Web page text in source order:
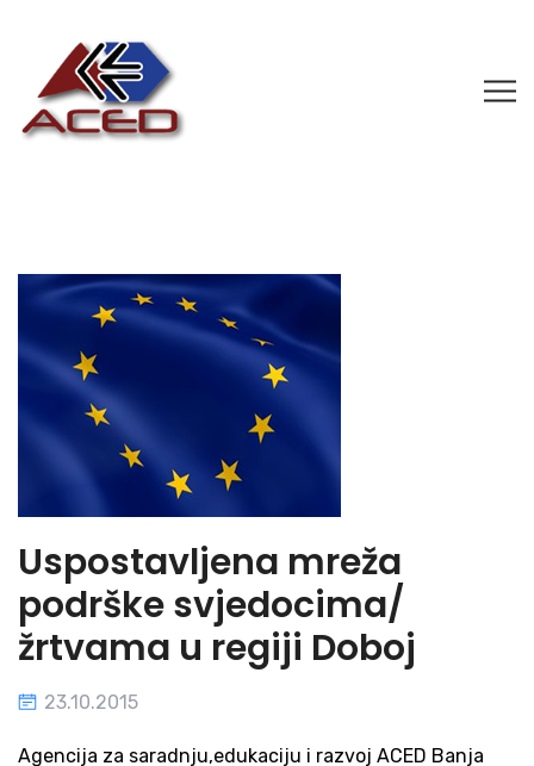
Uspostavljena mreža
podrške svjedocima/
žrtvama u regiji Doboj
23.10.2015
Agencija za saradnju,edukaciju i razvoj ACED Banja